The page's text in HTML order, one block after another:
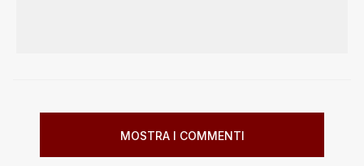
MOSTRA I COMMENTI